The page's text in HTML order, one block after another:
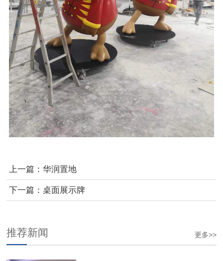
上一篇： 华润置地
下一篇： 桌面展示牌
更多>>
推荐新闻